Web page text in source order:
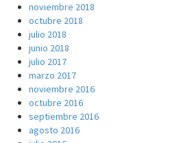
noviembre 2018
octubre 2018
julio 2018
junio 2018
julio 2017
marzo 2017
noviembre 2016
octubre 2016
septiembre 2016
agosto 2016